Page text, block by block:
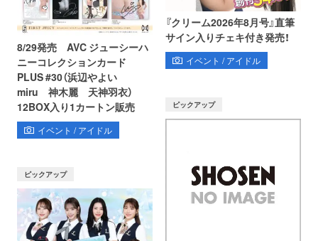
8/29発売 AVC ジューシーハ
ニーコレクションカード
PLUS #30（浜辺やよい
miru 神木麗 天神羽衣）
12BOX入り1カートン販売
イベント / アイドル
『クリーム2026年8月号』直筆
サイン入りチェキ付き発売！
イベント / アイドル
ピックアップ
ピックアップ